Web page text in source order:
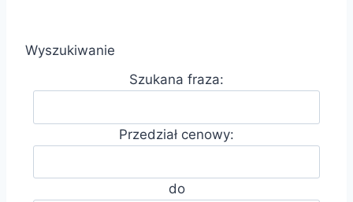
Wyszukiwanie
Szukana fraza:
Przedział cenowy:
do